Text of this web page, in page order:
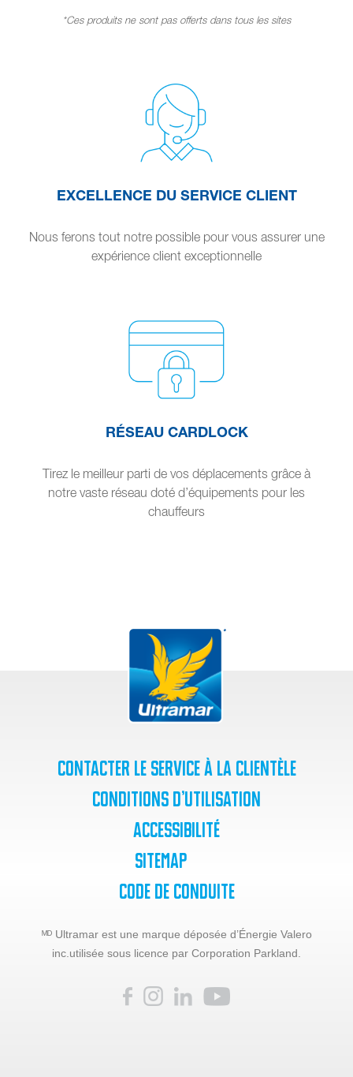
*Ces produits ne sont pas offerts dans tous les sites
EXCELLENCE DU SERVICE CLIENT
Nous ferons tout notre possible pour vous assurer une
expérience client exceptionnelle
RÉSEAU CARDLOCK
Tirez le meilleur parti de vos déplacements grâce à
notre vaste réseau doté d’équipements pour les
chauffeurs
Contacter le service à la clientèle
Conditions d’utilisation
Accessibilité
SiteMap
Code de Conduite
ᴹᴰ Ultramar est une marque déposée d’Énergie Valero
inc. utilisée sous licence par Corporation Parkland.